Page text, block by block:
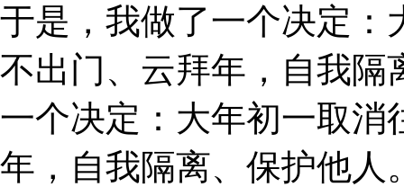
于是，我做了一个决定：
不出门、云拜年，自我隔
一个决定：大年初一取消
年，自我隔离、保护他人